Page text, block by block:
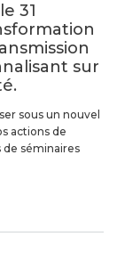
31
sur
sous un nouvel
actions de
de séminaires